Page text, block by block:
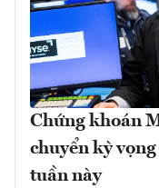
Chứng khoán
chuyển kỳ
tuần này